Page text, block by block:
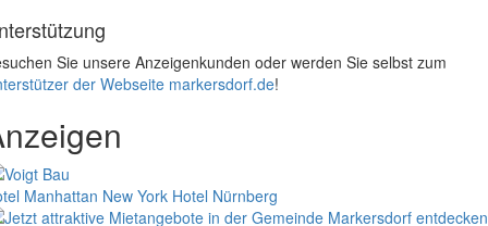
Sie unsere Anzeigenkunden oder werden Sie selbst zum
der Webseite markersdorf.de!
Manhattan New York Hotel Nürnberg